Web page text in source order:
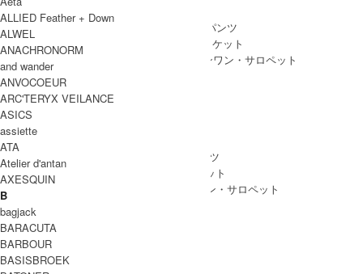
SKIRT
BOTTOMS
/ ボトムス・パンツ
/ アウター・ジャケット
/ オールインワン・サロペット
MEN
MEN ALL ITEM
/ ボトムス・パンツ
/ アウター・ジャケット
/ オールインワン・サロペット
SHOES
SHOES ALL ITEM
ALLIED Feather + Down
ALWEL
ANACHRONORM
and wander
ANVOCOEUR
ARC'TERYX VEILANCE
ASICS
assiette
ATA
Atelier d'antan
AXESQUIN
B
bagjack
BARACUTA
BARBOUR
BASISBROEK